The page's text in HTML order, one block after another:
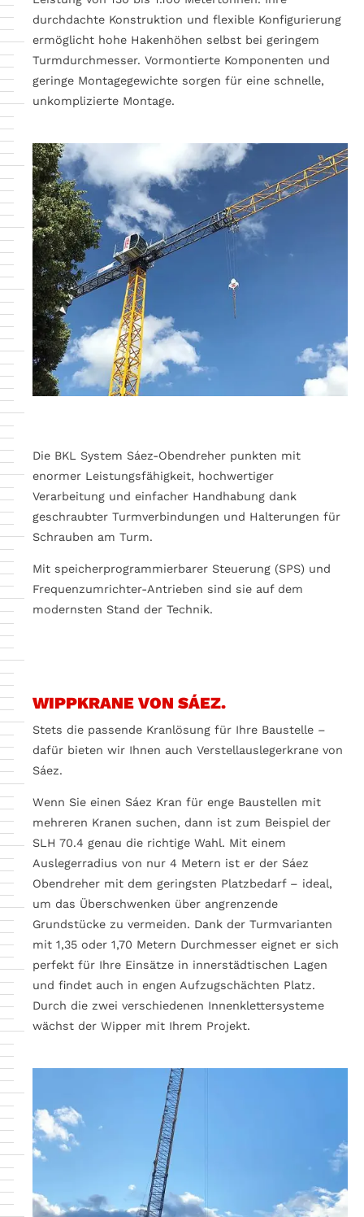
durchdachte Konstruktion und flexible Konfigurierung
ermöglicht hohe Hakenhöhen selbst bei geringem
Turmdurchmesser. Vormontierte Komponenten und
geringe Montagegewichte sorgen für eine schnelle,
unkomplizierte Montage.
Die BKL System Sáez-Obendreher punkten mit
enormer Leistungsfähigkeit, hochwertiger
Verarbeitung und einfacher Handhabung dank
geschraubter Turmverbindungen und Halterungen für
Schrauben am Turm.
Mit speicherprogrammierbarer Steuerung (SPS) und
Frequenzumrichter-Antrieben sind sie auf dem
modernsten Stand der Technik.
WIPPKRANE VON SÁEZ.
Stets die passende Kranlösung für Ihre Baustelle –
dafür bieten wir Ihnen auch Verstellauslegerkrane von
Sáez.
Wenn Sie einen Sáez Kran für enge Baustellen mit
mehreren Kranen suchen, dann ist zum Beispiel der
SLH 70.4 genau die richtige Wahl. Mit einem
Auslegerradius von nur 4 Metern ist er der Sáez
Obendreher mit dem geringsten Platzbedarf – ideal,
um das Überschwenken über angrenzende
Grundstücke zu vermeiden. Dank der Turmvarianten
mit 1,35 oder 1,70 Metern Durchmesser eignet er sich
perfekt für Ihre Einsätze in innerstädtischen Lagen
und findet auch in engen Aufzugschächten Platz.
Durch die zwei verschiedenen Innenklettersysteme
wächst der Wipper mit Ihrem Projekt.